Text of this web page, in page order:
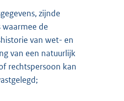
zijnde
waarmee de
van wet- en
van een natuurlijk
rechtspersoon kan